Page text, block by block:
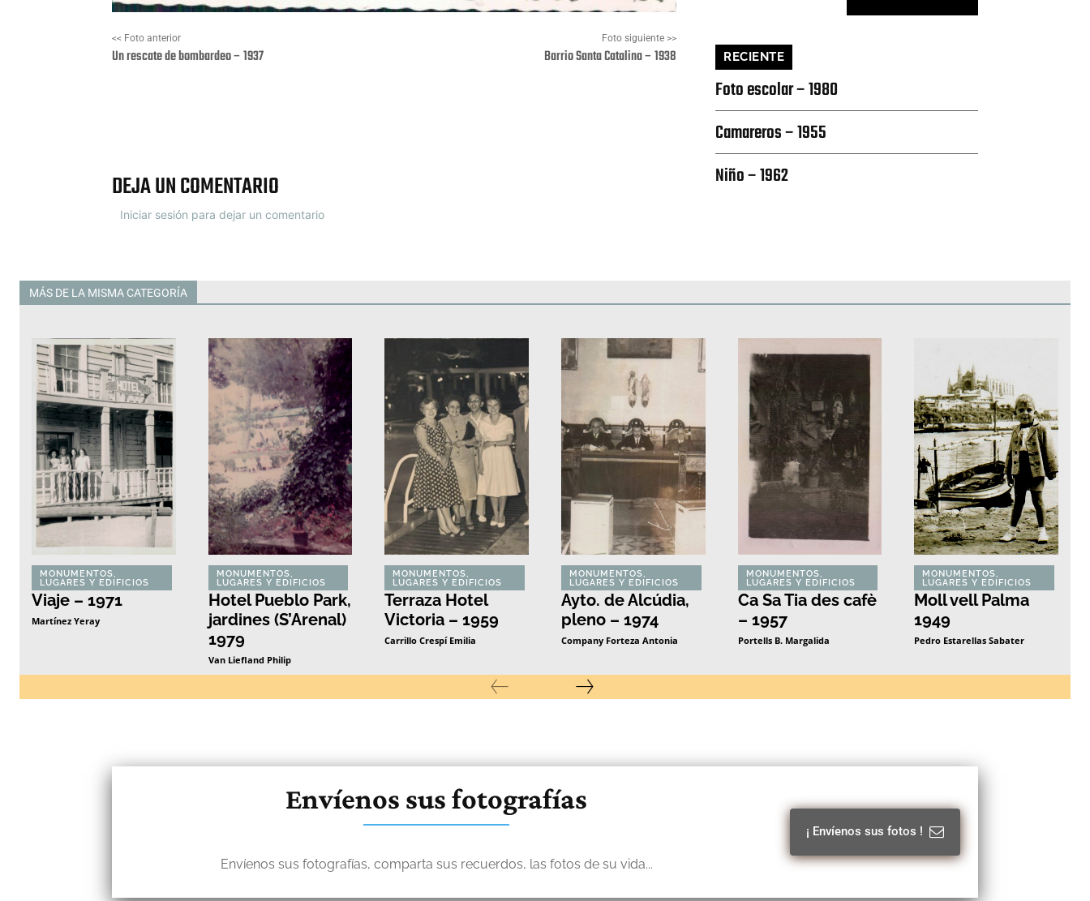
<< Foto anterior
Un rescate de bombardeo – 1937
Foto siguiente >>
Barrio Santa Catalina – 1938
DEJA UN COMENTARIO
Iniciar sesión para dejar un comentario
RECIENTE
Foto escolar – 1980
Camareros – 1955
Niño – 1962
MÁS DE LA MISMA CATEGORÍA
MONUMENTOS,
LUGARES Y EDIFICIOS
Viaje – 1971
Martínez Yeray
MONUMENTOS,
LUGARES Y EDIFICIOS
Hotel Pueblo Park,
jardines (S’Arenal)
1979
Van Liefland Philip
MONUMENTOS,
LUGARES Y EDIFICIOS
Terraza Hotel
Victoria – 1959
Carrillo Crespí Emilia
MONUMENTOS,
LUGARES Y EDIFICIOS
Ayto. de Alcúdia,
pleno – 1974
Company Forteza Antonia
MONUMENTOS,
LUGARES Y EDIFICIOS
Ca Sa Tia des cafè
– 1957
Portells B. Margalida
MONUMENTOS,
LUGARES Y EDIFICIOS
Moll vell Palma
1949
Pedro Estarellas Sabater
Envíenos sus fotografías
Envíenos sus fotografías, comparta sus recuerdos, las fotos de su vida...
¡ Envíenos sus fotos !